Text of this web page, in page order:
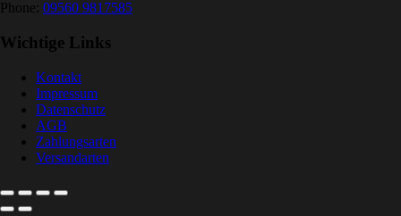
Phone: 09560 9817585
Wichtige Links
Kontakt
Impressum
Datenschutz
AGB
Zahlungsarten
Versandarten